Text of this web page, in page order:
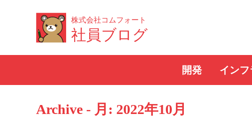
株式会社コムフォート
社員ブログ
開発 インフ
Archive - 月: 2022年10月